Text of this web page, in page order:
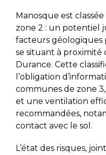
Manosque est
zone 2 : un potentiel
facteurs géologiques
se situant à proximité
Durance. Cette
l’obligation
communes de zone
et une ventilation
recommandées,
contact avec le sol.
L’état des risques,